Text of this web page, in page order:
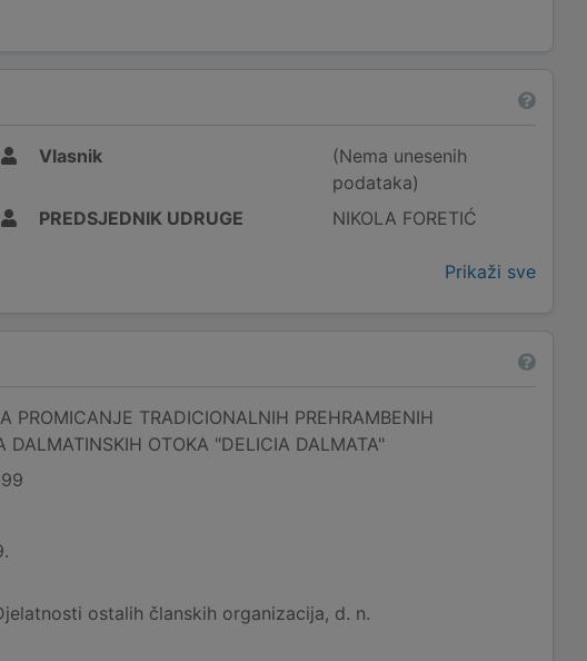
Vlasnik
(Nema unesenih
podataka)
PREDSJEDNIK UDRUGE
NIKOLA FORETIĆ
Prikaži sve
PROMICANJE TRADICIONALNIH PREHRAMBENIH
DALMATINSKIH OTOKA "DELICIA DALMATA"
ostalih članskih organizacija, d. n.